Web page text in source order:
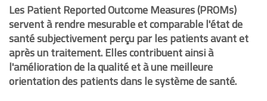
Les Patient Reported Outcome Measures (PROMs)
servent à rendre mesurable et comparable l'état de
santé subjectivement perçu par les patients avant et
après un traitement. Elles contribuent ainsi à
l'amélioration de la qualité et à une meilleure
orientation des patients dans le système de santé.